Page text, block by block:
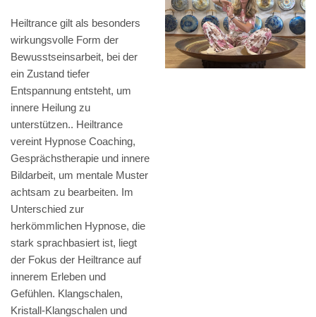
Heiltrance gilt als besonders
wirkungsvolle Form der
Bewusstseinsarbeit, bei der
ein Zustand tiefer
Entspannung entsteht, um
innere Heilung zu
unterstützen.. Heiltrance
vereint Hypnose Coaching,
Gesprächstherapie und innere
Bildarbeit, um mentale Muster
achtsam zu bearbeiten. Im
Unterschied zur
herkömmlichen Hypnose, die
stark sprachbasiert ist, liegt
der Fokus der Heiltrance auf
innerem Erleben und
Gefühlen. Klangschalen,
Kristall-Klangschalen und